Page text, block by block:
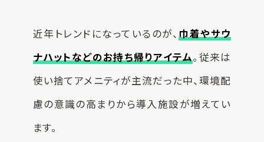
近年トレンドになっているのが、巾着やサウ
ナハットなどのお持ち帰りアイテム。従来は
使い捨てアメニティが主流だった中、環境配
慮の意識の高まりから導入施設が増えてい
ます。